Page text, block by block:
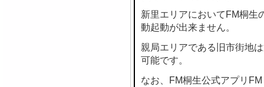
新里エリアにおいてFM桐生
動起動が出来ません。
親局エリアである旧市街地
可能です。
なお、FM桐生公式アプリ